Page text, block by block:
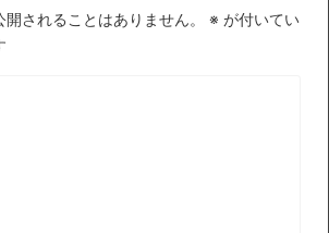
されることはありません。 ※ が付いてい